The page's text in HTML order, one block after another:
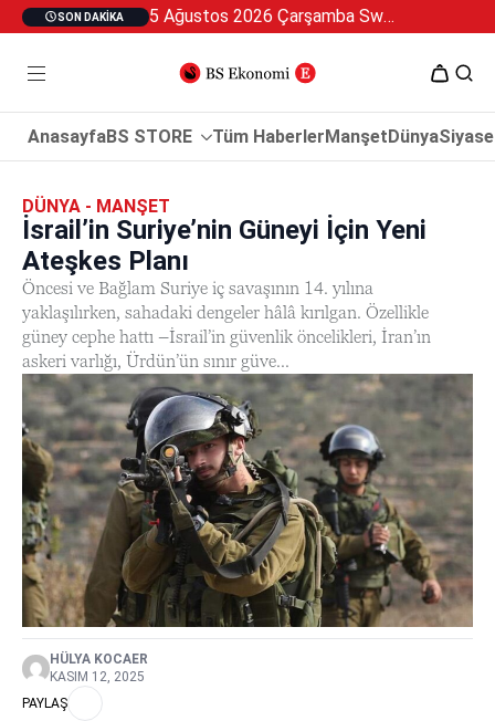
SON DAKIKA 5 Ağustos 2026 Çarşamba Swan Özel 2
AnasayfaBS STORE Tüm HaberlerManşetDünya
DÜNYA - MANŞET
İsrail’in Suriye’nin Güneyi İçin Yeni
Ateşkes Planı
Öncesi ve Bağlam Suriye iç savaşının 14. yılına
yaklaşılırken, sahadaki dengeler hâlâ kırılgan. Özellikle
güney cephe hattı –İsrail’in güvenlik öncelikleri, İran’ın
askeri varlığı, Ürdün’ün sınır güve...
HÜLYA KOCAER
KASIM 12, 2025
PAYLAŞ